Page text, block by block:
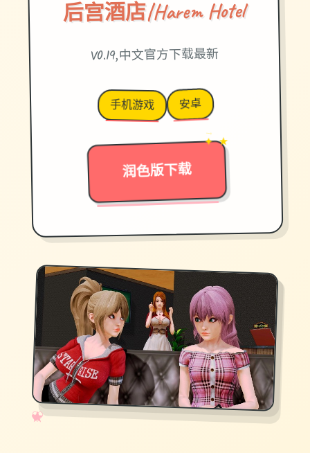
后宫酒店|Harem Hotel
V0.19,中文官方下载最新
手机游戏 安卓
润色版下载
→
✦ ★
✧
♡
★
♥